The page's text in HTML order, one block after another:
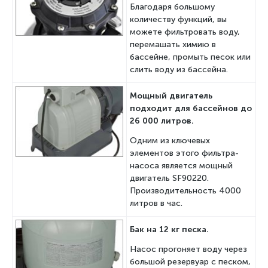
Благодаря большому
количеству функций, вы
можете фильтровать воду,
перемашать химию в
бассейне, промыть песок или
слить воду из бассейна.
Мощный двигатель
подходит для бассейнов до
26 000 литров.
Одним из ключевых
элементов этого фильтра-
насоса является мощный
двигатель SF90220.
Производительность 4000
литров в час.
Бак на 12 кг песка.
Насос прогоняет воду через
большой резервуар с песком,